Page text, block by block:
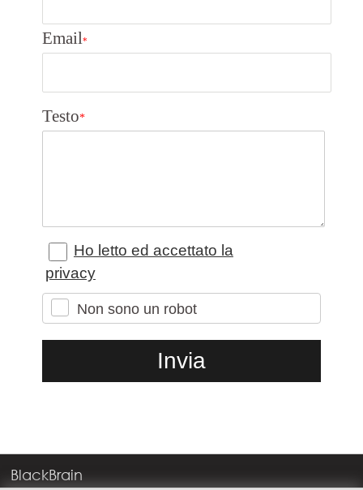
Email*
Testo*
Ho letto ed accettato la
privacy
Non sono un robot
BlackBrain